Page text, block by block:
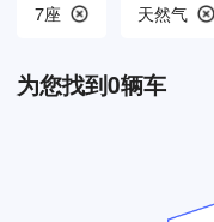
7座 天然气
为您找到0辆车